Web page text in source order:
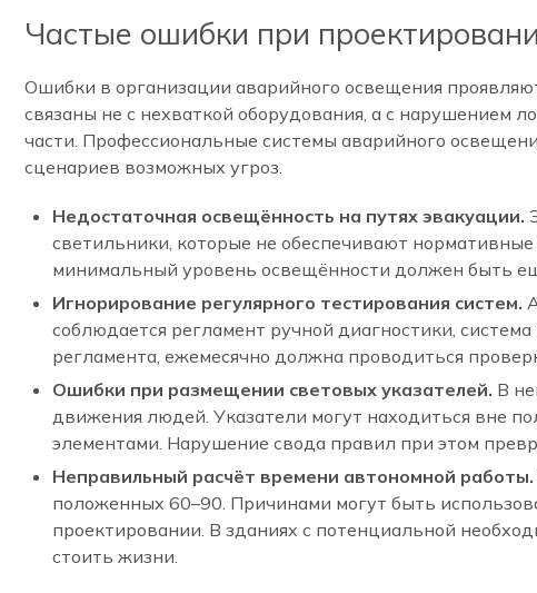
Частые ошибки при
Ошибки в организации аварийного освещения
связаны не с нехваткой оборудования, а с нарушением
части. Профессиональные системы аварийного
сценариев возможных угроз.
Недостаточная освещённость на путях эвакуации.
светильники, которые не обеспечивают
минимальный уровень освещённости должен быть
Игнорирование регулярного тестирования систем.
соблюдается регламент ручной диагностики,
регламента, ежемесячно должна проводиться
Ошибки при размещении световых указателей. В
движения людей. Указатели могут находиться вне
элементами. Нарушение свода правил при этом
Неправильный расчёт времени автономной работы.
положенных 60–90. Причинами могут быть
проектировании. В зданиях с потенциальной
стоить жизни.